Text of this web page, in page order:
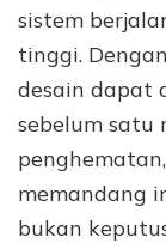
sistem
tinggi.
desain dapat
sebelum satu
memandang
bukan